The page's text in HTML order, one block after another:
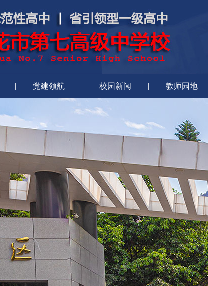
| 党建领航 | 校园新闻 | 教师园地